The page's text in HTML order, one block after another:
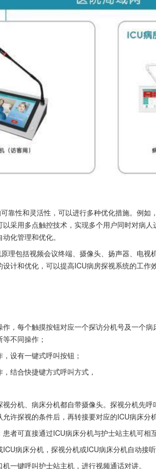
靠性和灵活性，可以进行多种优化措施。例如
采用多点触控技术，实现多个用户同时对病
化管理和优化。
理包括视频会议终端、摄像头、扬声器、电
计和优化，可以提高ICU病房探视系统的工作
，每个触摸按钮对应一个探访分机号及一个
不同操作；
设有一键式呼叫按钮；
结合快捷键方式呼叫方式，
分机、病床分机都自带摄像头。探视分机先
许探视的条件后，再转接要对应的ICU病床分
者可直接通过ICU病床分机与护士站主机可相
病床分机，探视分机或ICU病床分机自动接听
一键呼叫护士站主机，进行视频通话对讲。